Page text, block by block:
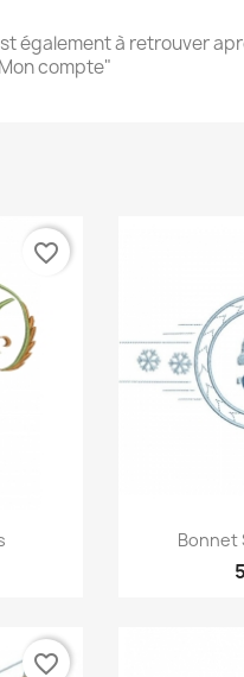
également à retrouver
compte"
favorite_border

Bonnet
favorite_border